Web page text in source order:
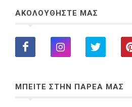
ΑΚΟΛΟΥΘΗΣΤΕ ΜΑΣ
ΜΠΕΙΤΕ ΣΤΗΝ ΠΑΡΕΑ ΜΑΣ